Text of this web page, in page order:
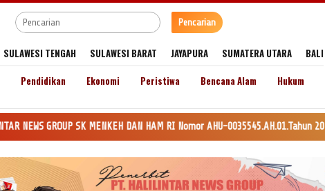
Pencarian
SULAWESI TENGAH SULAWESI BARAT JAYAPURA SUMATERA UTARA
BALI
Pendidikan Ekonomi Peristiwa Bencana Alam Hukum
SK MENKEH DAN HAM RI Nomor AHU-0035545.AH.01.Tahun 2020. Daftar